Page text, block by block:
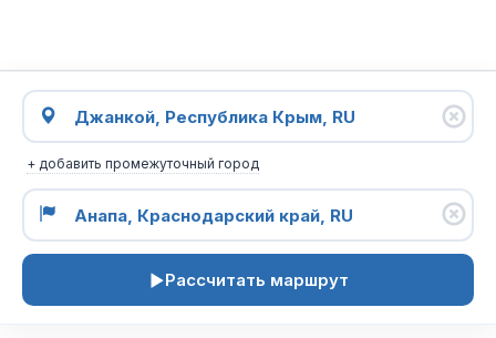
+ добавить промежуточный город
Рассчитать маршрут